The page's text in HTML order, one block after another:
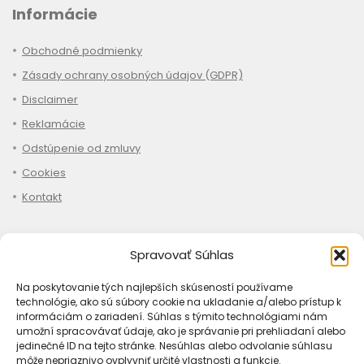
Spravovať Súhlas
Na poskytovanie tých najlepších skúseností používame
technológie, ako sú súbory cookie na ukladanie a/alebo prístup k
informáciám o zariadení. Súhlas s týmito technológiami nám
umožní spracovávať údaje, ako je správanie pri prehliadaní alebo
jedinečné ID na tejto stránke. Nesúhlas alebo odvolanie súhlasu
môže nepriaznivo ovplyvniť určité vlastnosti a funkcie.
Informácie
Obchodné podmienky
Zásady ochrany osobných údajov (GDPR)
Disclaimer
Reklamácie
Odstúpenie od zmluvy
Cookies
Kontakt
Ako objednať
Doprava
Platba